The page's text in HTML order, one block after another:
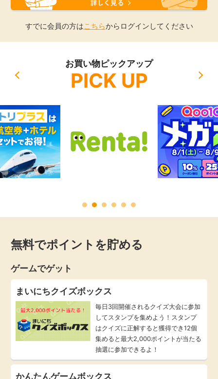
ゲーム
お友達紹介
カード比較
GMOポイ活の使い方
ヘルプセンター
学び
美容・健康
銀行・金融・投資
家計の固定費
すでに会員の方はこちらからログインしてください
お買い物ピックアップ
PICK UP
無料でポイントを貯める
ゲームでゲット
まいにちクイズボックス
毎日3回開催されるクイズ大会に参加
してスタンプを集めよう！スタンプ
はクイズに正解すると獲得でき12個
集めると最大2,000ポイントが当たる
抽選に参加できるよ！
かんたんゲームボックス